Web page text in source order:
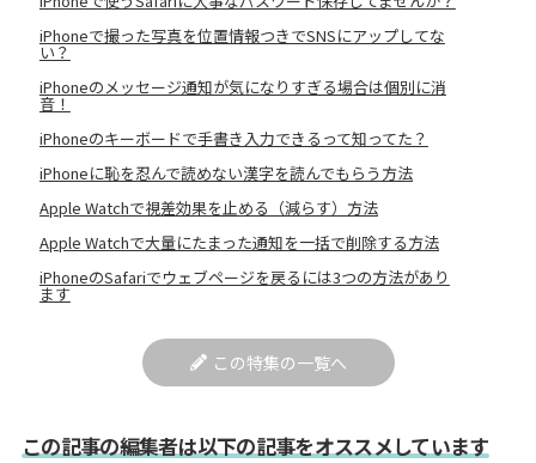
iPhoneで撮った写真を位置情報つきでSNSにアップしてな
い？
iPhoneのメッセージ通知が気になりすぎる場合は個別に消
音！
iPhoneのキーボードで手書き入力できるって知ってた？
iPhoneに恥を忍んで読めない漢字を読んでもらう方法
Apple Watchで視差効果を止める（減らす）方法
Apple Watchで大量にたまった通知を一括で削除する方法
iPhoneのSafariでウェブページを戻るには3つの方法があり
ます
この特集の一覧へ
この記事の編集者は以下の記事をオススメしています